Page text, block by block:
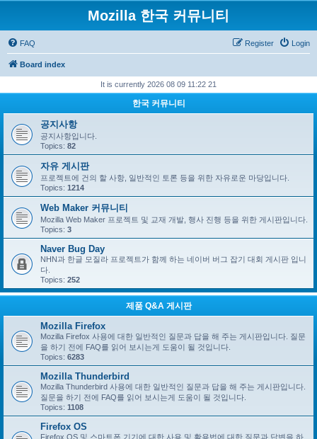
Mozilla 한국 커뮤니티
FAQ Login
Register
Board index
It is currently 2026 08 09 11:22 21
한국 커뮤니티
공지사항
공지사항입니다.
Topics: 82
자유 게시판
프로젝트에 건의 할 사항, 일반적인 토론 등을 위한 자유로운 마당입니다.
Topics: 1214
Web Maker 커뮤니티
Mozilla Web Maker 프로젝트 및 교재 개발, 행사 진행 등을 위한 게시판입니다.
Topics: 3
Naver Bug Day
NHN과 한글 모질라 프로젝트가 함께 하는 네이버 버그 잡기 대회 게시판 입니
다.
Topics: 252
제품 Q&A 게시판
Mozilla Firefox
Mozilla Firefox 사용에 대한 일반적인 질문과 답을 해 주는 게시판입니다. 질문
을 하기 전에 FAQ를 읽어 보시는게 도움이 될 것입니다.
Topics: 6283
Mozilla Thunderbird
Mozilla Thunderbird 사용에 대한 일반적인 질문과 답을 해 주는 게시판입니다.
질문을 하기 전에 FAQ를 읽어 보시는게 도움이 될 것입니다.
Topics: 1108
Firefox OS
Firefox OS 및 스마트폰 기기에 대한 사용 및 활용법에 대한 질문과 답변을 하